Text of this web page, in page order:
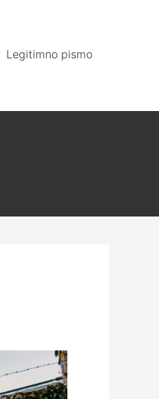
Legitimno pismo